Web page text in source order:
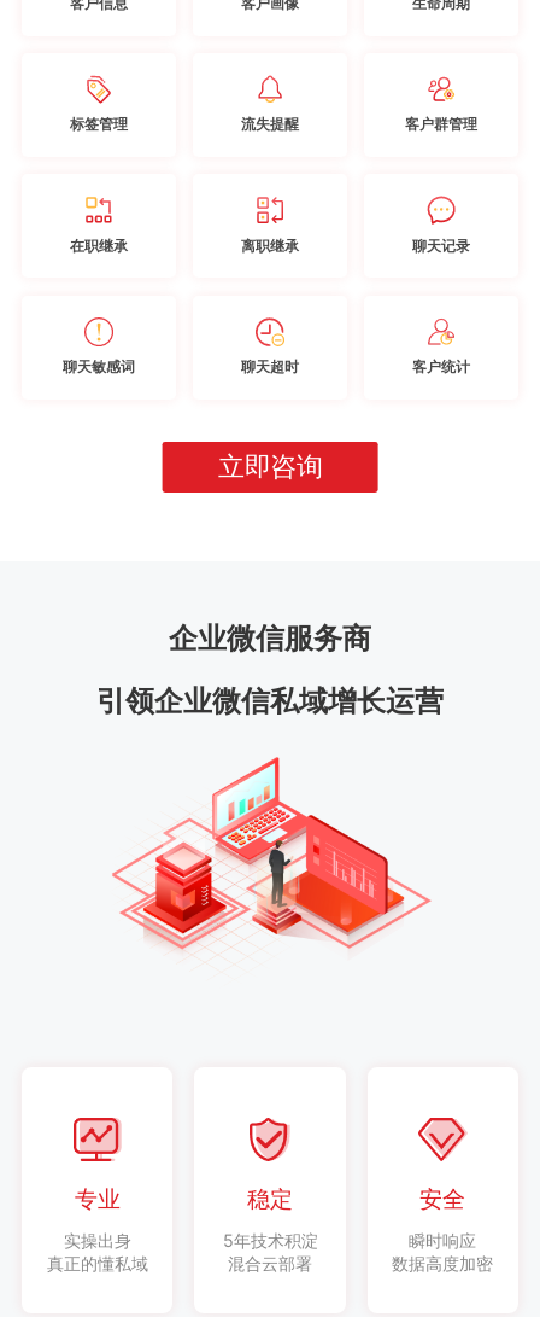
标签管理 流失提醒 客户群管理
在职继承 离职继承 聊天记录
聊天敏感词 聊天超时 客户统计
立即咨询
企业微信服务商
引领企业微信私域增长运营
专业
实操出身
真正的懂私域
稳定
5年技术积淀
混合云部署
安全
瞬时响应
数据高度加密